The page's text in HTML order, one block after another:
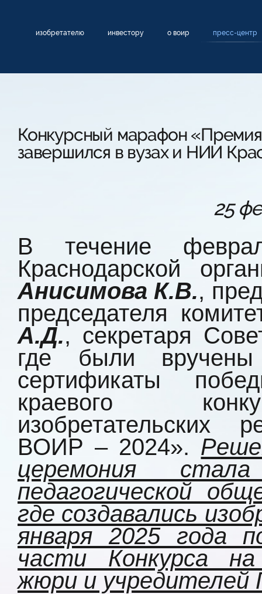
изобретателю инвестору о воир пресс-центр
Конкурсный марафон
завершился в вузах и НИИ
25
В течение
Краснодарской
Анисимова К.В.,
председателя
А.Д., секретаря
где были
сертификаты
краевого
ВОИР – 2024».
церемония
педагогической
где создавались
января 2025 года
части Конкурса
жюри и учредителей